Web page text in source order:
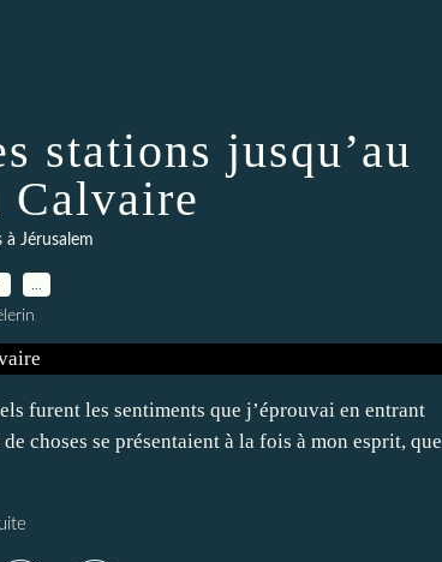
stations jusqu’au
Calvaire
à Jérusalem
furent les sentiments que j’éprouvai en entrant
choses se présentaient à la fois à mon esprit, que